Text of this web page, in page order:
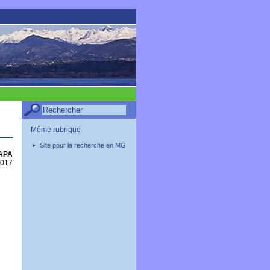
Même rubrique
Site pour la recherche en MG